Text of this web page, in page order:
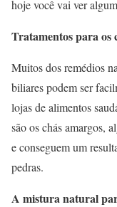
hoje você vai ver
Tratamentos para os
Muitos dos remédios
biliares podem ser
lojas de alimentos
são os chás amargos,
e conseguem um
pedras.
A mistura natural